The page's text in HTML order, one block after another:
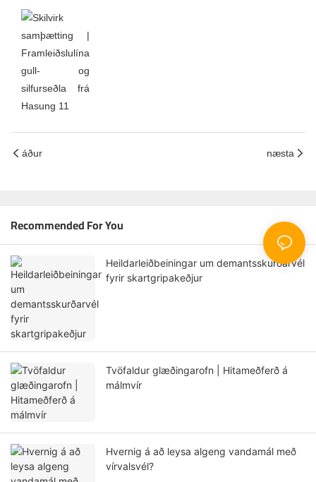
áður næsta
Recommended For You
Heildarleiðbeiningar um demantsskurðarvél
fyrir skartgripakeðjur
Tvöfaldur glæðingarofn | Hitameðferð á
málmvír
Hvernig á að leysa algeng vandamál með
vírvalsvél?